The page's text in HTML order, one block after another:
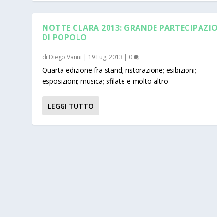
NOTTE CLARA 2013: GRANDE
DI POPOLO
di Diego Vanni | 19 Lug, 2013 | 0
Quarta edizione fra stand; ristorazione; esibizioni;
esposizioni; musica; sfilate e molto altro
LEGGI TUTTO